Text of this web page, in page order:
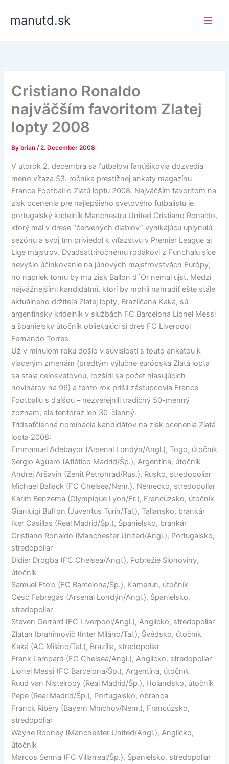
manutd.sk
Cristiano Ronaldo
najväčším favoritom Zlatej
lopty 2008
By brian/2. December 2008
V utorok 2. decembra sa futbaloví fanúšikovia dozvedia
meno víťaza 53. ročníka prestížnej ankety magazínu
France Football o Zlatú loptu 2008. Najväčším favoritom na
zisk ocenenia pre najlepšieho svetového futbalistu je
portugalský krídelník Manchestru United Cristiano Ronaldo,
ktorý mal v drese “červených diablov” vynikajúcu uplynulú
sezónu a svoj tím priviedol k víťazstvu v Premier League aj
Lige majstrov. Dvadsaťtriročnému rodákovi z Funchalu síce
nevyšlo účinkovanie na júnových majstrovstvách Európy,
no napriek tomu by mu zisk Ballon d´Or nemal ujsť. Medzi
najvážnejšími kandidátmi, ktorí by mohli nahradiť ešte stále
aktuálneho držiteľa Zlatej lopty, Brazílčana Kaká, sú
argentínsky krídelník v službách FC Barcelona Lionel Messi
a španielsky útočník obliekajúci si dres FC Liverpool
Fernando Torres.
Už v minulom roku došlo v súvislosti s touto anketou k
viacerým zmenám (predtým výlučne európska Zlatá lopta
sa stala celosvetovou, rozšíril sa počet hlasujúcich
novinárov na 96) a tento rok prišli zástupcovia France
Footballu s ďalšou – nezverejnili tradičný 50-menný
zoznam, ale tentoraz len 30-členný.
Tridsaťčlenná nominácia kandidátov na zisk ocenenia Zlatá
lopta 2008:
Emmanuel Adebayor (Arsenal Londýn/Angl.), Togo, útočník
Sergio Agüero (Atlético Madrid/Šp.), Argentína, útočník
Andrej Aršavin (Zenit Petrohrad/Rus.), Rusko, stredopoliar
Michael Ballack (FC Chelsea/Nem.), Nemecko, stredopoliar
Karim Benzema (Olympique Lyon/Fr.), Francúzsko, útočník
Gianluigi Buffon (Juventus Turín/Tal.), Taliansko, brankár
Iker Casillas (Real Madrid/Šp.), Španielsko, brankár
Cristiano Ronaldo (Manchester United/Angl.), Portugalsko,
stredopoliar
Didier Drogba (FC Chelsea/Angl.), Pobrežie Slonoviny,
útočník
Samuel Eto’o (FC Barcelona/Šp.), Kamerun, útočník
Cesc Fabregas (Arsenal Londýn/Angl.), Španielsko,
stredopoliar
Steven Gerrard (FC Liverpool/Angl.), Anglicko, stredopoliar
Zlatan Ibrahimovič (Inter Miláno/Tal.), Švédsko, útočník
Kaká (AC Miláno/Tal.), Brazília, stredopoliar
Frank Lampard (FC Chelsea/Angl.), Anglicko, stredopoliar
Lionel Messi (FC Barcelona/Šp.), Argentína, útočník
Ruud van Nistelrooy (Real Madrid/Šp.), Holandsko, útočník
Pepe (Real Madrid/Šp.), Portugalsko, obranca
Franck Ribéry (Bayern Mníchov/Nem.), Francúzsko,
stredopoliar
Wayne Rooney (Manchester United/Angl.), Anglicko,
útočník
Marcos Senna (FC Villarreal/Šp.), Španielsko, stredopoliar